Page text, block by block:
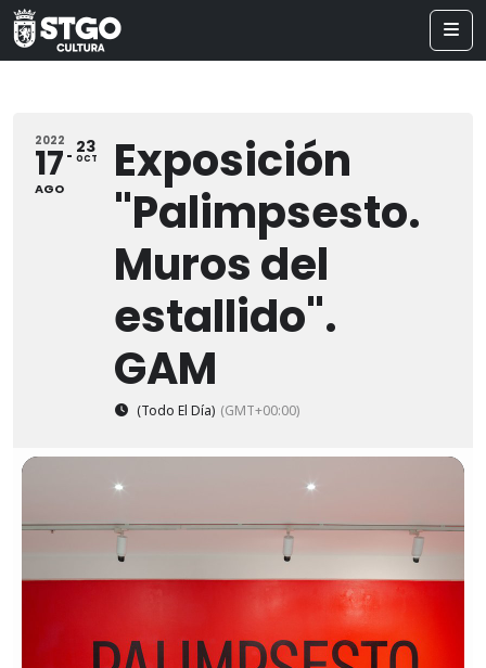
2022
17
AGO
23
OCT
Exposición
"Palimpsesto.
Muros del
estallido".
GAM
(Todo El Día) (GMT+00:00)